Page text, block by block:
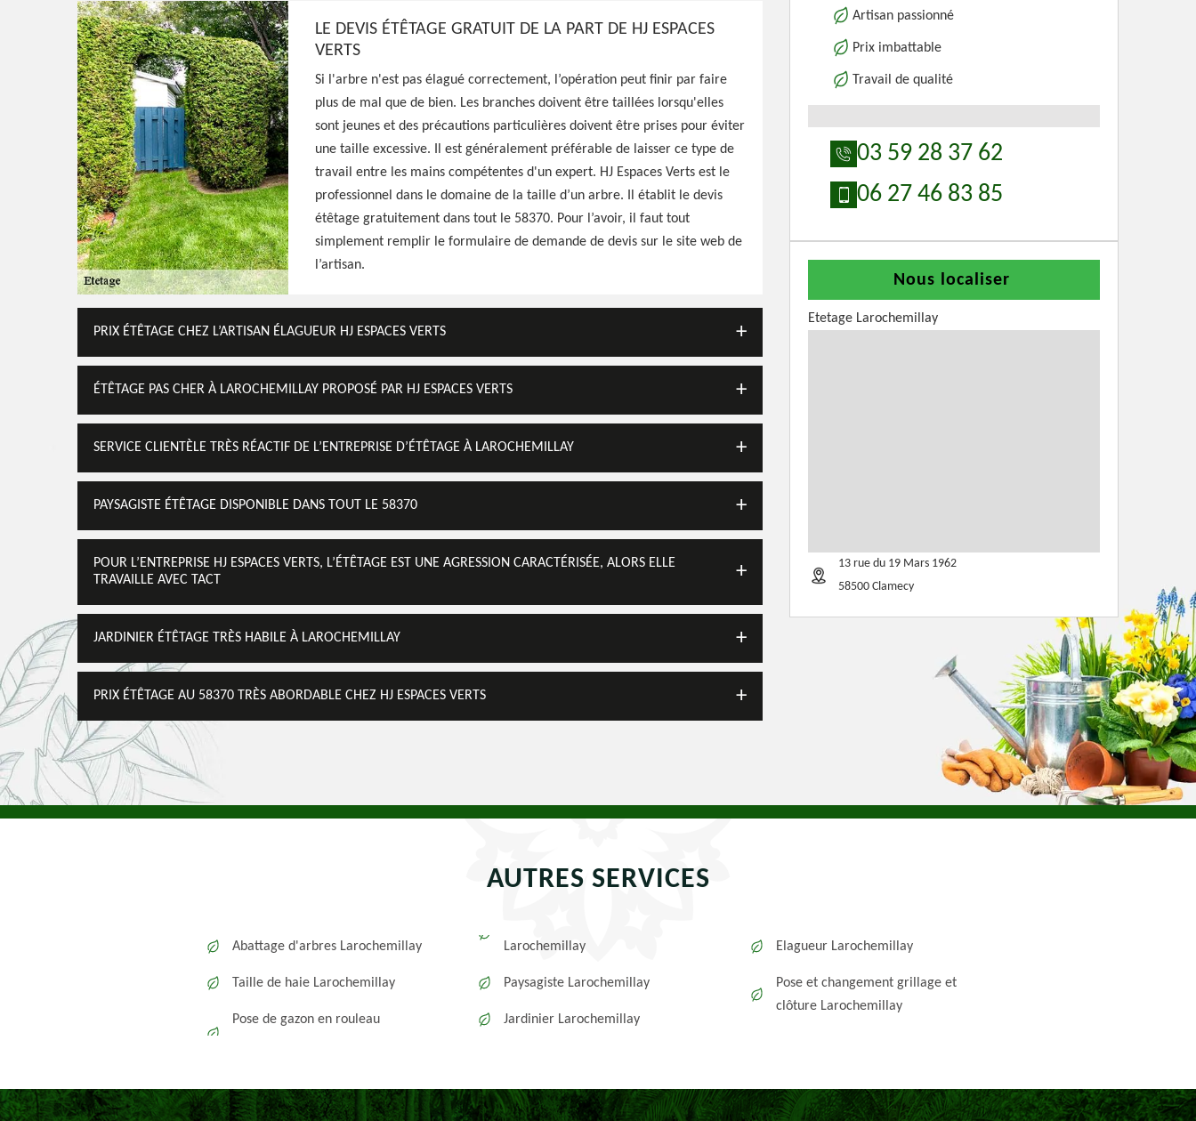
Voir Nos Realisations Contactez-Nous!
LE DEVIS ÉTÊTAGE GRATUIT DE LA PART DE HJ ESPACES
VERTS
Si l'arbre n'est pas élagué correctement, l’opération peut finir par faire
plus de mal que de bien. Les branches doivent être taillées lorsqu'elles
sont jeunes et des précautions particulières doivent être prises pour éviter
une taille excessive. Il est généralement préférable de laisser ce type de
travail entre les mains compétentes d'un expert. HJ Espaces Verts est le
professionnel dans le domaine de la taille d’un arbre. Il établit le devis
étêtage gratuitement dans tout le 58370. Pour l’avoir, il faut tout
simplement remplir le formulaire de demande de devis sur le site web de
l’artisan.
PRIX ÉTÊTAGE CHEZ L’ARTISAN ÉLAGUEUR HJ ESPACES VERTS
ÉTÊTAGE PAS CHER À LAROCHEMILLAY PROPOSÉ PAR HJ ESPACES VERTS
SERVICE CLIENTÈLE TRÈS RÉACTIF DE L’ENTREPRISE D’ÉTÊTAGE À LAROCHEMILLAY
PAYSAGISTE ÉTÊTAGE DISPONIBLE DANS TOUT LE 58370
POUR L’ENTREPRISE HJ ESPACES VERTS, L’ÉTÊTAGE EST UNE AGRESSION CARACTÉRISÉE, ALORS ELLE
TRAVAILLE AVEC TACT
JARDINIER ÉTÊTAGE TRÈS HABILE À LAROCHEMILLAY
PRIX ÉTÊTAGE AU 58370 TRÈS ABORDABLE CHEZ HJ ESPACES VERTS
Artisan passionné
Prix imbattable
Travail de qualité
03 59 28 37 62
06 27 46 83 85
Nous localiser
Etetage Larochemillay
13 rue du 19 Mars 1962
58500 Clamecy
AUTRES SERVICES
Abattage d'arbres Larochemillay
Taille de haie Larochemillay
Pose de gazon en rouleau
Larochemillay
Paysagiste Larochemillay
Jardinier Larochemillay
Elagueur Larochemillay
Pose et changement grillage et
clôture Larochemillay